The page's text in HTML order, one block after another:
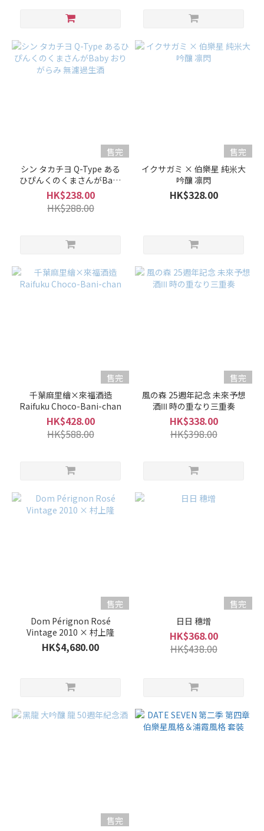
濃
厚
(1)
(3)
適
(64)
新政
(55)
Masuizumi
滿壽泉 (9)
風之森 (7)
Kokuryu
黑龍 (6)
Five
(4)
DATE
鳳凰美田 (2)
售完
シン タカチヨ Q-Type ある
ひぴんくのくまさんがBaby
おりがらみ 無濾過生酒
HK$238.00
HK$288.00
售完
イクサガミ × 伯樂星 純米大
吟釀 凛閃
HK$328.00
售完
千葉麻里繪×來福酒造
Raifuku Choco-Bani-chan
HK$428.00
HK$588.00
售完
風の森 25週年記念 未來予想
酒Ⅲ 時の重なり三重奏
HK$338.00
HK$398.00
售完
Dom Pérignon Rosé
Vintage 2010 × 村上隆
HK$4,680.00
售完
日日 穗增
HK$368.00
HK$438.00
售完